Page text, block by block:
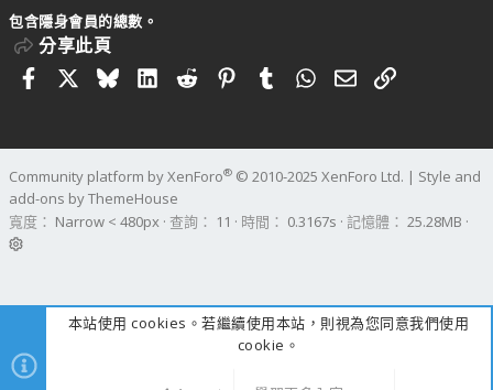
包含隱身會員的總數。
分享此頁
FacebookBlueskyLinkedIn
RedditPinterestTumblrWhatsApp
電子郵件
連結
Community platform by XenForo® © 2010-2025 XenForo Ltd. | Style and
add-ons by ThemeHouse
寬度
查詢 11 時間 0.3167s 記憶體 25.28MB
本站使用 cookies。若繼續使用本站，則視為您同意我們使用
cookie。